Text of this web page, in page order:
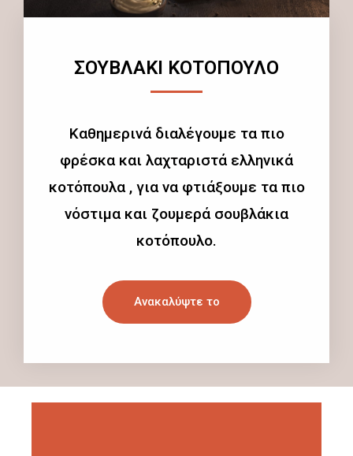
ΣΟΥΒΛΑΚΙ ΚΟΤΟΠΟΥΛΟ
Καθημερινά διαλέγουμε τα πιο
φρέσκα και λαχταριστά ελληνικά
κοτόπουλα , για να φτιάξουμε τα πιο
νόστιμα και ζουμερά σουβλάκια
κοτόπουλο.
Ανακαλύψτε το